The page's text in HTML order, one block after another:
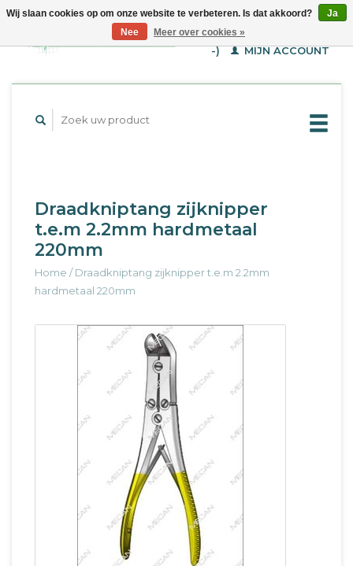
WINKELWAGEN (€--,-
-)
MIJN ACCOUNT
Draadkniptang zijknipper
t.e.m 2.2mm hardmetaal
220mm
Home /Draadkniptang zijknipper t.e.m 2.2mm
hardmetaal 220mm
Wij slaan cookies op om onze website te verbeteren. Is dat akkoord?
Ja
Nee
Meer over cookies »